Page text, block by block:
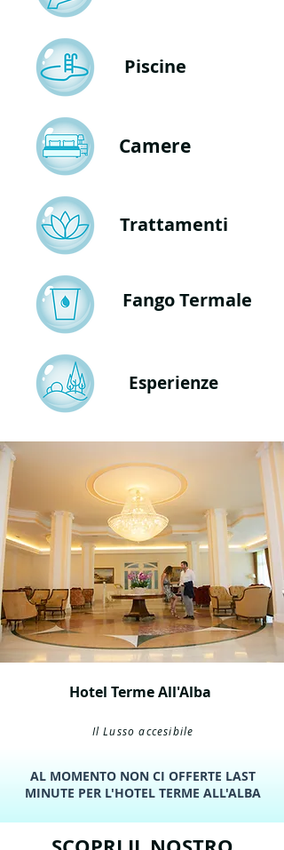
Piscine
Camere
Trattamenti
Fango Termale
Esperienze
Hotel Terme All'Alba
Il Lusso accesibile
AL MOMENTO NON CI OFFERTE LAST
MINUTE PER L'HOTEL TERME ALL'ALBA